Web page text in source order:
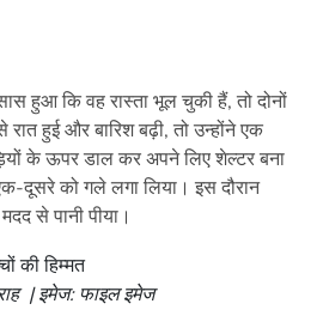
हुआ कि वह रास्ता भूल चुकी हैं, तो दोनों
हुई और बारिश बढ़ी, तो उन्होंने एक
के ऊपर डाल कर अपने लिए शेल्टर बना
दूसरे को गले लगा लिया। इस दौरान
से पानी पीया।
| इमेज: फाइल इमेज